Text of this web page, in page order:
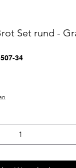
Set rund -
34